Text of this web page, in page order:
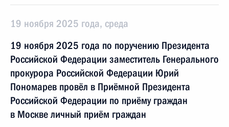
19 ноября 2025 года, среда
19 ноября 2025 года по поручению Президента
Российской Федерации заместитель Генерального
прокурора Российской Федерации Юрий
Пономарев провёл в Приёмной Президента
Российской Федерации по приёму граждан
в Москве личный приём граждан